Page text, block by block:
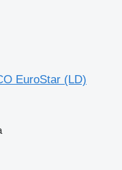
EuroStar (LD)